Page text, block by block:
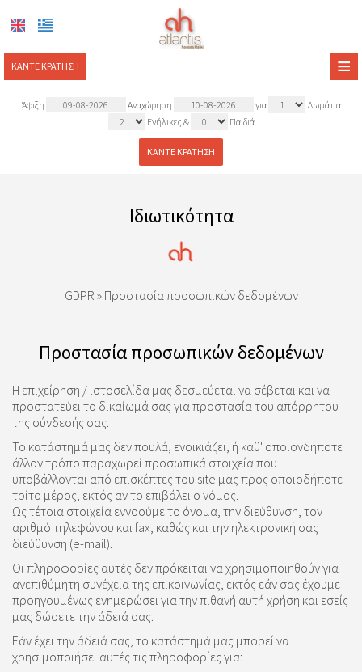
≡
ΚΆΝΤΕ ΚΡΆΤΗΣΗ
ΑΡΧΙΚΉ
ΕΠΙΚΟΙΝΩΝΊΑ
Άφιξη Αναχώρηση για
Δωμάτια
Ενήλικες & Παιδιά
ΚΆΝΤΕ ΚΡΆΤΗΣΗ
Ιδιωτικότητα
GDPR » Προστασία προσωπικών δεδομένων
Προστασία προσωπικών δεδομένων
Η επιχείρηση / ιστοσελίδα μας δεσμεύεται να σέβεται και να
προστατεύει το δικαίωμά σας για προστασία του απόρρητου
της σύνδεσής σας.
Το κατάστημά μας δεν πουλά, ενοικιάζει, ή καθ' οποιονδήποτε
άλλον τρόπο παραχωρεί προσωπικά στοιχεία που
υποβάλλονται από επισκέπτες του site μας προς οποιοδήποτε
τρίτο μέρος, εκτός αν το επιβάλει ο νόμος.
Ως τέτοια στοιχεία εννοούμε το όνομα, την διεύθυνση, τον
αριθμό τηλεφώνου και fax, καθώς και την ηλεκτρονική σας
διεύθυνση (e-mail).
Οι πληροφορίες αυτές δεν πρόκειται να χρησιμοποιηθούν για
ανεπιθύμητη συνέχεια της επικοινωνίας, εκτός εάν σας έχουμε
προηγουμένως ενημερώσει για την πιθανή αυτή χρήση και εσείς
μας δώσετε την άδειά σας.
Εάν έχει την άδειά σας, το κατάστημά μας μπορεί να
χρησιμοποιήσει αυτές τις πληροφορίες για: